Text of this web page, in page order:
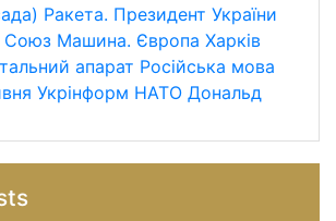
Ракета. Президент України
Союз Машина. Європа Харків
апарат Російська мова
Укрінформ НАТО Дональд